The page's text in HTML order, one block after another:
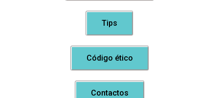
Tips
Código ético
Contactos